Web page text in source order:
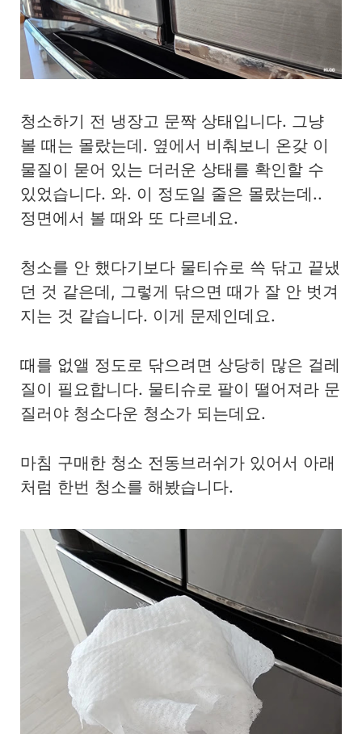
청소하기 전 냉장고 문짝 상태입니다. 그냥
볼 때는 몰랐는데. 옆에서 비춰보니 온갖 이
물질이 묻어 있는 더러운 상태를 확인할 수
있었습니다. 와. 이 정도일 줄은 몰랐는데..
정면에서 볼 때와 또 다르네요.
청소를 안 했다기보다 물티슈로 쓱 닦고 끝냈
던 것 같은데, 그렇게 닦으면 때가 잘 안 벗겨
지는 것 같습니다. 이게 문제인데요.
때를 없앨 정도로 닦으려면 상당히 많은 걸레
질이 필요합니다. 물티슈로 팔이 떨어져라 문
질러야 청소다운 청소가 되는데요.
마침 구매한 청소 전동브러쉬가 있어서 아래
처럼 한번 청소를 해봤습니다.